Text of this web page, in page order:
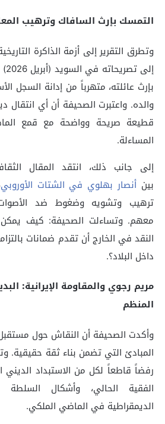
التمسك بإرث السافاك وترهيب
وتطرق التقرير إلى أزمة الذاكرة
بإرث عائلته، متهرباً من إدانة السجل
والده. واعتبرت الصحيفة أن أي
قطيعة صريحة وواضحة مع قمع
المساءلة.
إلى جانب ذلك، انتقد المقال
بين أنصار بهلوي في الشتات الأوروبي
ترهيب وتشويه وضغوط ضد الأصوات
معهم. وتساءلت الصحيفة: كيف
النقد في الخارج أن تقدم ضمانات
داخل البلاد؟.
مريم رجوي والمقاومة الإيرانية:
المنظم
وأكدت الصحيفة أن النقاش حول
المبادئ التي تضمن بناء ثقة حقيقية.
رفضاً قاطعاً لكل من الاستبداد
الفقیة الحالي، وأشكال السلطة
الديمقراطية في الماضي الملكي.